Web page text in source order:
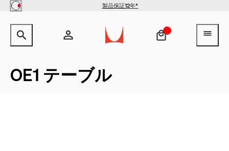
Skip to main content 製品保証12年*
サイト内検索のためのテキストを入力してください。
ヘッダー検索ボックスをオープン
アカウント
OE1 テーブル